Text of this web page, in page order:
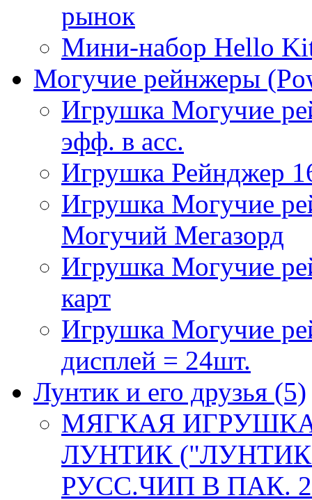
рынок
Мини-набор Hello
Могучие рейнжеры
Игрушка Могучие
эфф. в асс.
Игрушка Рейнджер
Игрушка Могучие
Могучий Мегазорд
Игрушка Могучие
карт
Игрушка Могучие
дисплей = 24шт.
Лунтик и его друзья (5)
МЯГКАЯ
ЛУНТИК ("ЛУНТИК
РУСС.ЧИП В ПАК.